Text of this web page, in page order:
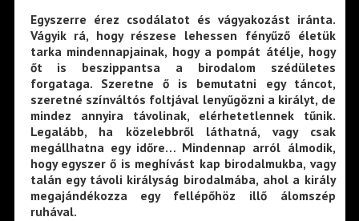
Egyszerre érez csodálatot és vágyakozást iránta.
Vágyik rá, hogy részese lehessen fényűző életük
tarka mindennapjainak, hogy a pompát átélje, hogy
őt is beszippantsa a birodalom szédületes
forgataga. Szeretne ő is bemutatni egy táncot,
szeretné színváltós foltjával lenyűgözni a királyt, de
mindez annyira távolinak, elérhetetlennek tűnik.
Legalább, ha közelebbről láthatná, vagy csak
megállhatna egy időre… Mindennap arról álmodik,
hogy egyszer ő is meghívást kap birodalmukba, vagy
talán egy távoli királyság birodalmába, ahol a király
megajándékozza egy fellépőhöz illő álomszép
ruhával.